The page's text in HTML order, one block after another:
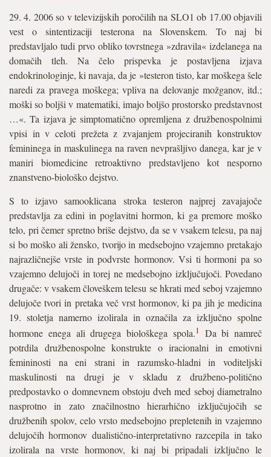
29. 4. 2006 so v televizijskih poročilih na SLO1 ob 17.00 objavili
vest o sintentizaciji testerona na Slovenskem. To naj bi
predstavljalo tudi prvo obliko tovrstnega »zdravila« izdelanega na
domačih tleh. Na čelo prispevka je postavljena izjava
endokrinologinje, ki navaja, da je »testeron tisto, kar moškega šele
naredi za pravega moškega; vpliva na delovanje možganov, itd.;
moški so boljši v matematiki, imajo boljšo prostorsko predstavnost
…«. Ta izjava je simptomatično opremljena z družbenospolnimi
vpisi in v celoti prežeta z zvajanjem projeciranih konstruktov
femininega in maskulinega na raven nevprašljivo danega, kar je v
maniri biomedicine retroaktivno predstavljeno kot nesporno
znanstveno-biološko dejstvo.
S to izjavo samooklicana stroka testeron najprej zavajajoče
predstavlja za edini in poglavitni hormon, ki ga premore moško
telo, pri čemer spretno briše dejstvo, da se v vsakem telesu, pa naj
si bo moško ali žensko, tvorijo in medsebojno vzajemno pretakajo
najrazličnejše vrste in podvrste hormonov. Vsi ti hormoni pa so
vzajemno delujoči in torej ne medsebojno izključujoči. Povedano
drugače: v vsakem človeškem telesu se hkrati med seboj vzajemno
delujoče tvori in pretaka več vrst hormonov, ki pa jih je medicina
19. stoletja namerno izolirala in označila za izključno spolne
hormone enega ali drugega biološkega spola.1
Da bi namreč
potrdila družbenospolne konstrukte o iracionalni in emotivni
femininosti na eni strani in razumsko-hladni in voditeljski
maskulinosti na drugi je v skladu z družbeno-politično
predpostavko o domnevnem obstoju dveh med seboj diametralno
nasprotno in zato značilnostno hierarhično izključujočih se
družbenih spolov, celo vrsto medsebojno prepletenih in vzajemno
delujočih hormonov dualistično-interpretativno razcepila in tako
izolirala na vrste hormonov, ki naj bi pripadali izključno le